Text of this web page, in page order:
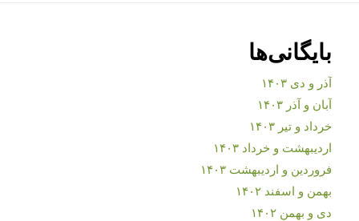
بایگانی‌ها
آذر و دی ۱۴۰۳
آبان و آذر ۱۴۰۳
خرداد و تیر ۱۴۰۳
اردیبهشت و خرداد ۱۴۰۳
فروردین و اردیبهشت ۱۴۰۳
بهمن و اسفند ۱۴۰۲
دی و بهمن ۱۴۰۲